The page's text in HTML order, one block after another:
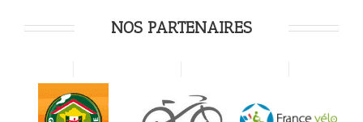
NOS PARTENAIRES